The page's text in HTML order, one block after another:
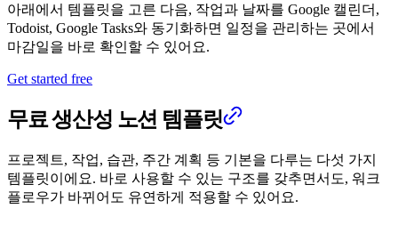
아래에서 템플릿을 고른 다음, 작업과 날짜를 Google 캘린더,
Todoist, Google Tasks와 동기화하면 일정을 관리하는 곳에서
마감일을 바로 확인할 수 있어요.
Get started free
무료 생산성 노션 템플릿
프로젝트, 작업, 습관, 주간 계획 등 기본을 다루는 다섯 가지
템플릿이에요. 바로 사용할 수 있는 구조를 갖추면서도, 워크
플로우가 바뀌어도 유연하게 적용할 수 있어요.